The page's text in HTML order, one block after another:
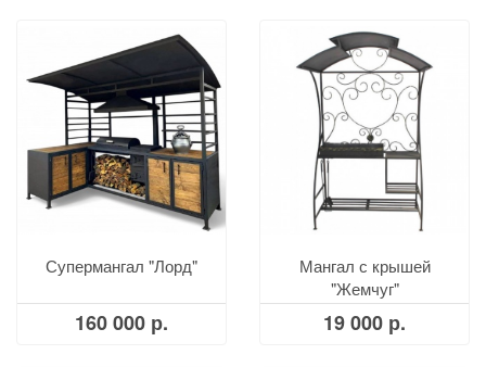
Супермангал "Лорд"
160 000 р.
Мангал с крышей
"Жемчуг"
19 000 р.